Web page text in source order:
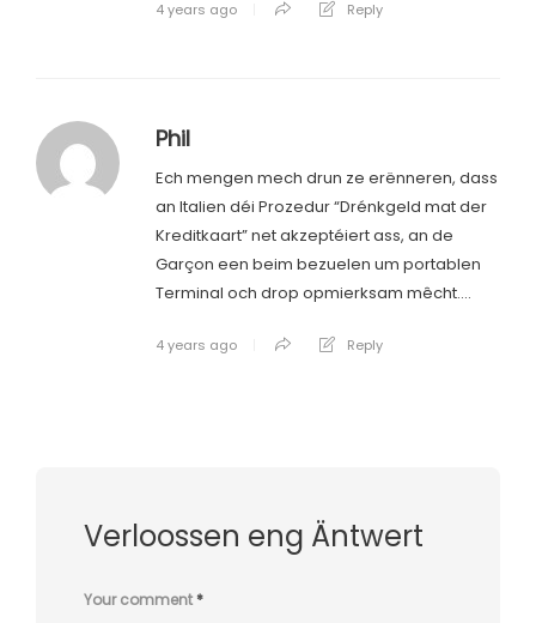
4 years ago Reply
Phil
Ech mengen mech drun ze erënneren, dass
an Italien déi Prozedur “Drénkgeld mat der
Kreditkaart” net akzeptéiert ass, an de
Garçon een beim bezuelen um portablen
Terminal och drop opmierksam mêcht….
4 years ago Reply
Verloossen eng Äntwert
Your comment*